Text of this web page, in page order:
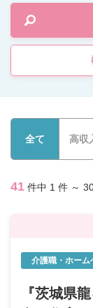
全て 高収
41 件中 1 件 ～
介護職・ホーム
『茨城県